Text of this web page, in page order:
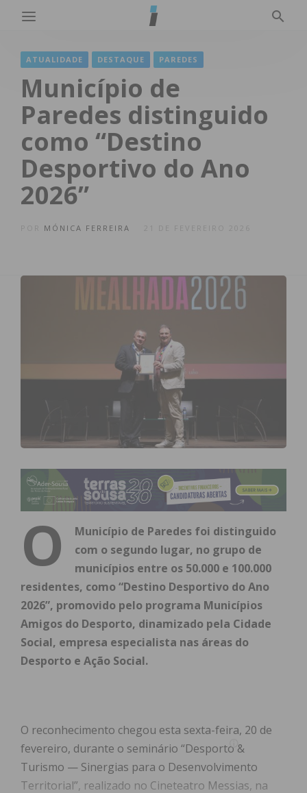
ATUALIDADE DESTAQUE PAREDES
Município de
Paredes distinguido
como “Destino
Desportivo do Ano
2026”
MÓNICA FERREIRA
O
Município de Paredes foi distinguido
com o segundo lugar, no grupo de
municípios entre os 50.000 e 100.000
residentes, como “Destino Desportivo do Ano
2026”, promovido pelo programa Municípios
Amigos do Desporto, dinamizado pela Cidade
Social, empresa especialista nas áreas do
Desporto e Ação Social.
O reconhecimento chegou esta sexta-feira, 20 de
fevereiro, durante o seminário “Desporto &
Turismo — Sinergias para o Desenvolvimento
Territorial”, realizado no Cineteatro Messias, na